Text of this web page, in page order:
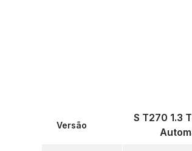
Versão
S T270 1.3